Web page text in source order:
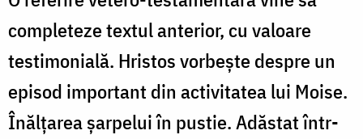
completeze textul anterior, cu valoare
testimonială. Hristos vorbește despre un
episod important din activitatea lui Moise.
Înălțarea șarpelui în pustie. Adăstat într-